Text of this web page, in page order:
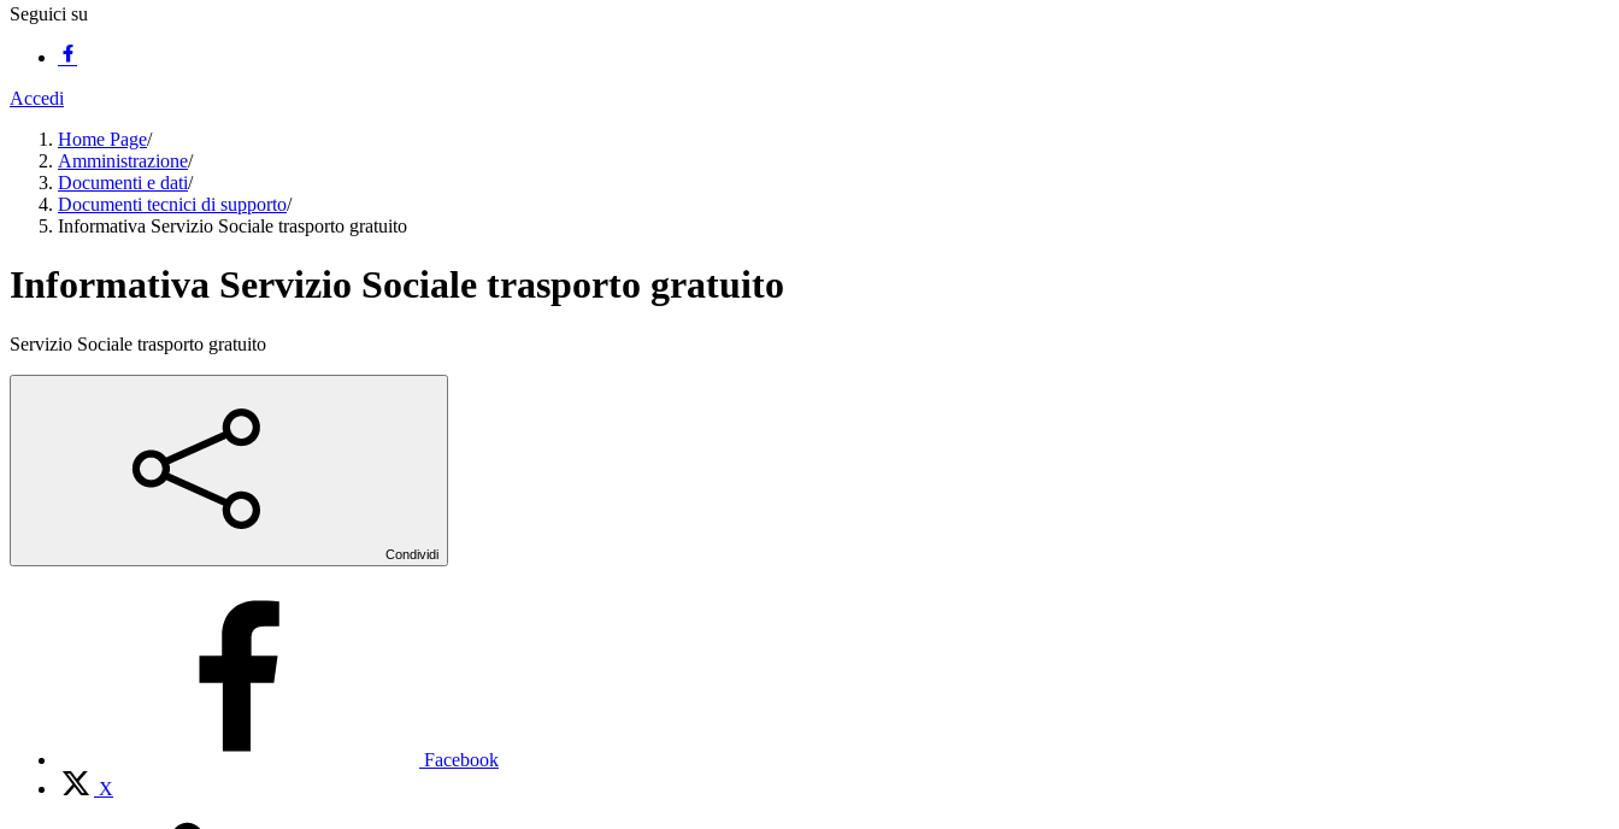
Seguici su
Accedi
Home Page/
Amministrazione/
Documenti e dati/
Documenti tecnici di supporto/
Informativa Servizio Sociale trasporto gratuito
Informativa Servizio Sociale trasporto gratuito
Servizio Sociale trasporto gratuito
Condividi
Facebook
X